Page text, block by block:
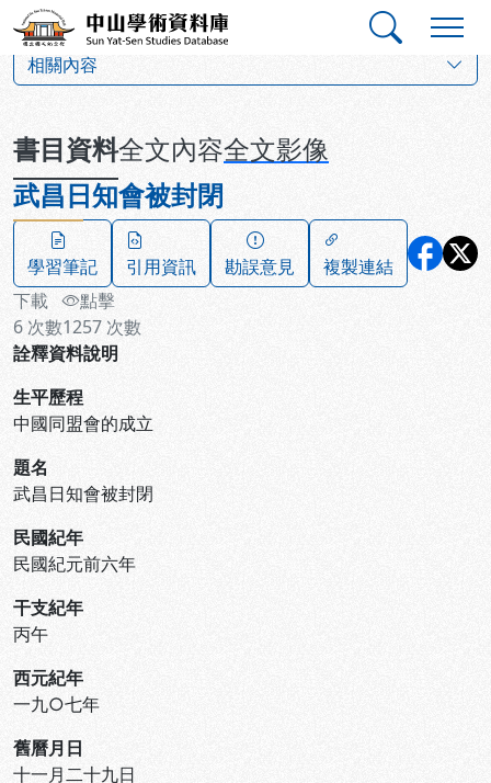
跳到主要內容
中山學術資料庫
相關內容
書目資料全文內容全文影像
武昌日知會被封閉
學習筆記 引用資訊 勘誤意見
複製連結
下載
6 次數
點擊
1257 次數
詮釋資料說明
生平歷程
中國同盟會的成立
題名
武昌日知會被封閉
民國紀年
民國紀元前六年
干支紀年
丙午
西元紀年
一九○七年
舊曆月日
十一月二十九日